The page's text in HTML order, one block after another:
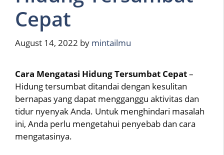
Cepat
August 14, 2022 by mintailmu
Cara Mengatasi Hidung Tersumbat Cepat–
Hidung tersumbat ditandai dengan kesulitan
bernapas yang dapat mengganggu aktivitas dan
tidur nyenyak Anda. Untuk menghindari masalah
ini, Anda perlu mengetahui penyebab dan cara
mengatasinya.